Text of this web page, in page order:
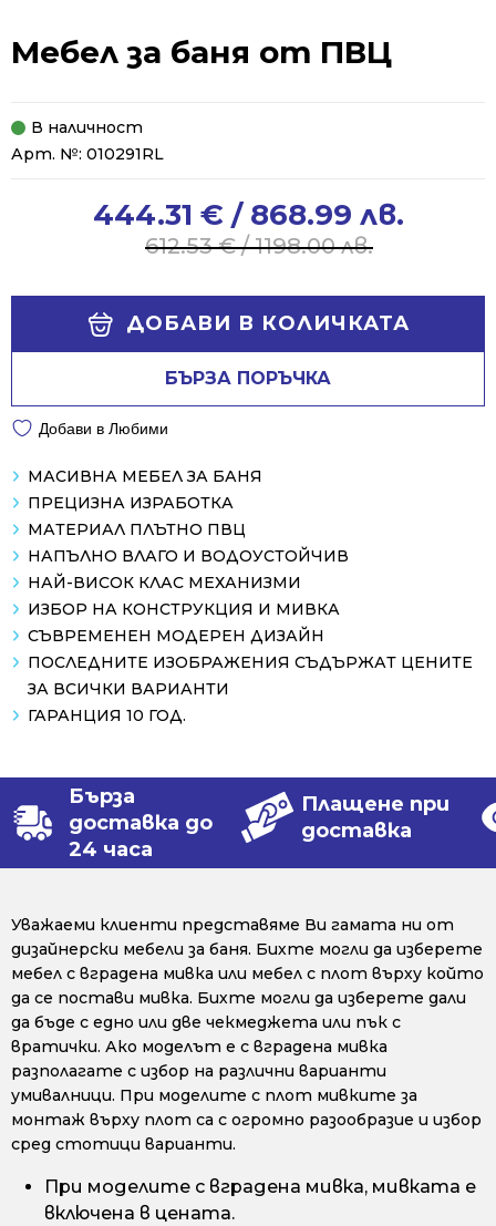
Мебел за баня от ПВЦ
В наличност
Арт. №: 010291RL
612.53€/ 1198.00 лв.
612.53 €
444.31 € / 868.99 лв.
444.31 €
ДОБАВИ В КОЛИЧКАТА
БЪРЗА ПОРЪЧКА
Добави в Любими
МАСИВНА МЕБЕЛ ЗА БАНЯ
ПРЕЦИЗНА ИЗРАБОТКА
МАТЕРИАЛ ПЛЪТНО ПВЦ
НАПЪЛНО ВЛАГО И ВОДОУСТОЙЧИВ
НАЙ-ВИСОК КЛАС МЕХАНИЗМИ
ИЗБОР НА КОНСТРУКЦИЯ И МИВКА
СЪВРЕМЕНЕН МОДЕРЕН ДИЗАЙН
ПОСЛЕДНИТЕ ИЗОБРАЖЕНИЯ СЪДЪРЖАТ ЦЕНИТЕ
ЗА ВСИЧКИ ВАРИАНТИ
ГАРАНЦИЯ 10 ГОД.
Бърза
доставка до
24 часа
Плащене при
доставка
Уважаеми клиенти представяме Ви гамата ни от
дизайнерски мебели за баня. Бихте могли да изберете
мебел с вградена мивка или мебел с плот върху който
да се постави мивка. Бихте могли да изберете дали
да бъде с едно или две чекмеджета или пък с
вратички. Ако моделът е с вградена мивка
разполагате с избор на различни варианти
умивалници. При моделите с плот мивките за
монтаж върху плот са с огромно разообразие и избор
сред стотици варианти.
При моделите с вградена мивка, мивката е
включена в цената.